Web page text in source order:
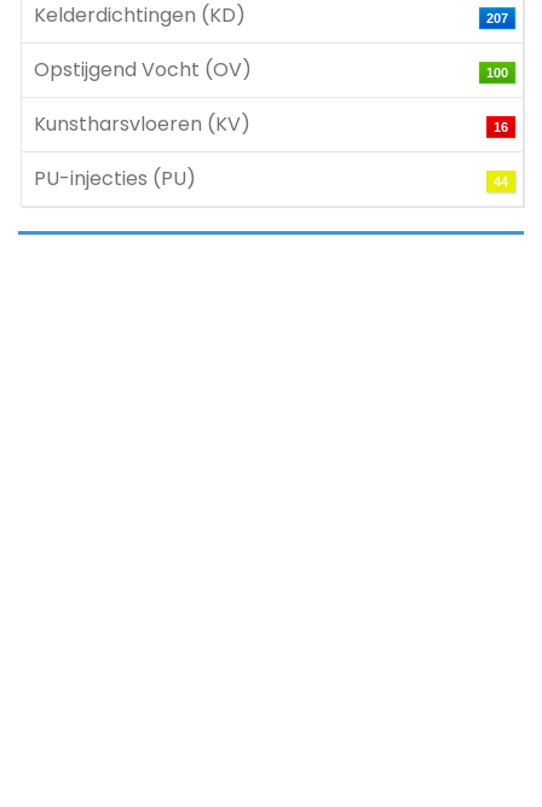
Kelderdichtingen (KD) 207
Opstijgend Vocht (OV) 100
Kunstharsvloeren (KV) 16
PU-injecties (PU) 44